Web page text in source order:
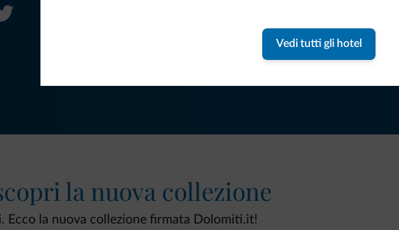
Vedi tutti gli hotel
Riceverai
la nuova collezione
Ecco la nuova collezione firmata Dolomiti.it!